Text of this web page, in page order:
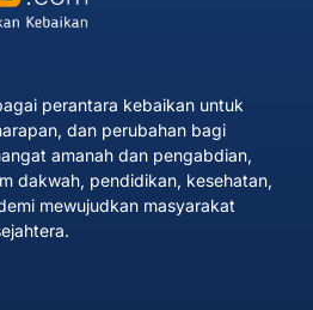
perantara kebaikan untuk
dan perubahan bagi
amanah dan pengabdian,
dakwah, pendidikan, kesehatan,
mewujudkan masyarakat